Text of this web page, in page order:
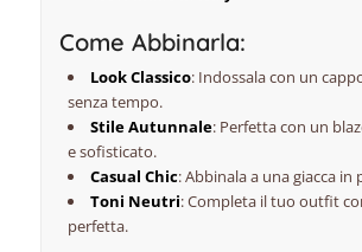
Come Abbinarla:
Look Classico: Indossala con un
senza tempo.
Stile Autunnale: Perfetta con un
e sofisticato.
Casual Chic: Abbinala a una giacca
Toni Neutri: Completa il tuo outfit
perfetta.